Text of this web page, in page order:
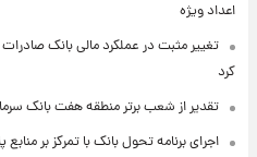
اعداد ویژه
کرد
تقدیر از شعب برتر منطقه هفت بانک
اجرای برنامه تحول بانک با تمرکز بر منابع